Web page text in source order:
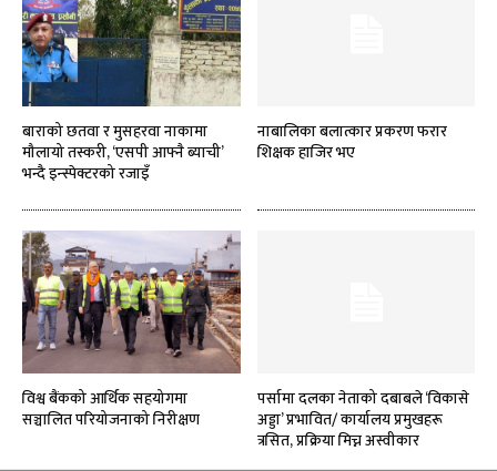
बाराको छतवा र मुसहरवा नाकामा
मौलायो तस्करी, ‘एसपी आफ्नै ब्याची’
भन्दै इन्स्पेक्टरको रजाइँ
नाबालिका बलात्कार प्रकरण फरार
शिक्षक हाजिर भए
विश्व बैंकको आर्थिक सहयोगमा
सञ्चालित परियोजनाको निरीक्षण
पर्सामा दलका नेताको दबाबले ‘विकासे
अड्डा’ प्रभावित/ कार्यालय प्रमुखहरू
त्रसित, प्रक्रिया मिच्न अस्वीकार